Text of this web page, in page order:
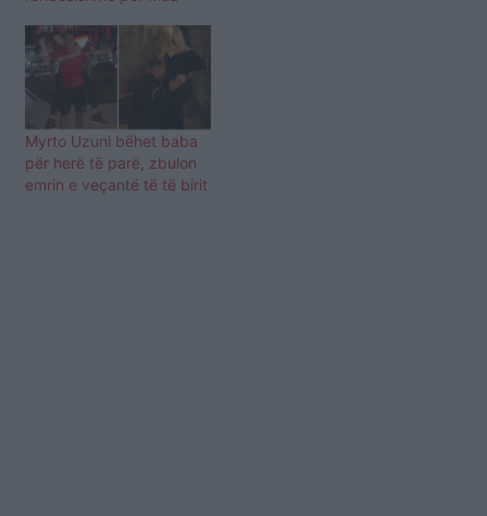
Myrto Uzuni bëhet baba
për herë të parë, zbulon
emrin e veçantë të të birit